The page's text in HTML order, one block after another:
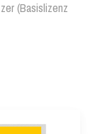
(Basislizenz